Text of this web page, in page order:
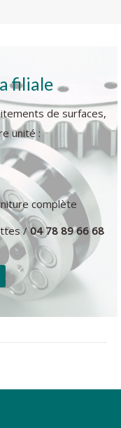
filiale
de surfaces,
unité :
complète
/04 78 89 66 68